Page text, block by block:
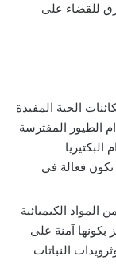
للقضاء على
الحية المفيدة
الطيور المفترسة
تكون فعالة في
الكيميائية
آمنة على
النباتات